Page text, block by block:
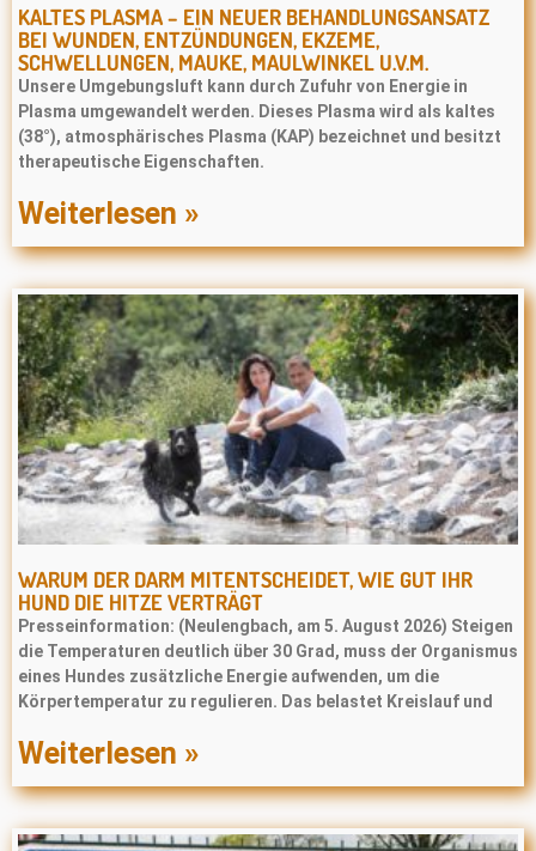
KALTES PLASMA – EIN NEUER BEHANDLUNGSANSATZ
BEI WUNDEN, ENTZÜNDUNGEN, EKZEME,
SCHWELLUNGEN, MAUKE, MAULWINKEL U.V.M.
Unsere Umgebungsluft kann durch Zufuhr von Energie in
Plasma umgewandelt werden. Dieses Plasma wird als kaltes
(38°), atmosphärisches Plasma (KAP) bezeichnet und besitzt
therapeutische Eigenschaften.
Weiterlesen »
WARUM DER DARM MITENTSCHEIDET, WIE GUT IHR
HUND DIE HITZE VERTRÄGT
Presseinformation: (Neulengbach, am 5. August 2026) Steigen
die Temperaturen deutlich über 30 Grad, muss der Organismus
eines Hundes zusätzliche Energie aufwenden, um die
Körpertemperatur zu regulieren. Das belastet Kreislauf und
Weiterlesen »